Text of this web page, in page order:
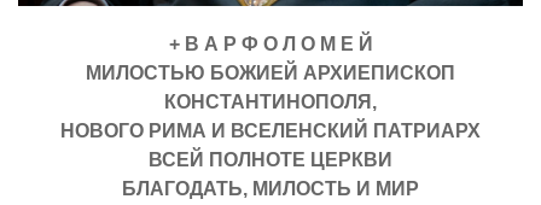
+ В А Р Ф О Л О М Е Й
МИЛОСТЬЮ БОЖИЕЙ АРХИЕПИСКОП
КОНСТАНТИНОПОЛЯ,
НОВОГО РИМА И ВСЕЛЕНСКИЙ ПАТРИАРХ
ВСЕЙ ПОЛНОТЕ ЦЕРКВИ
БЛАГОДАТЬ, МИЛОСТЬ И МИР